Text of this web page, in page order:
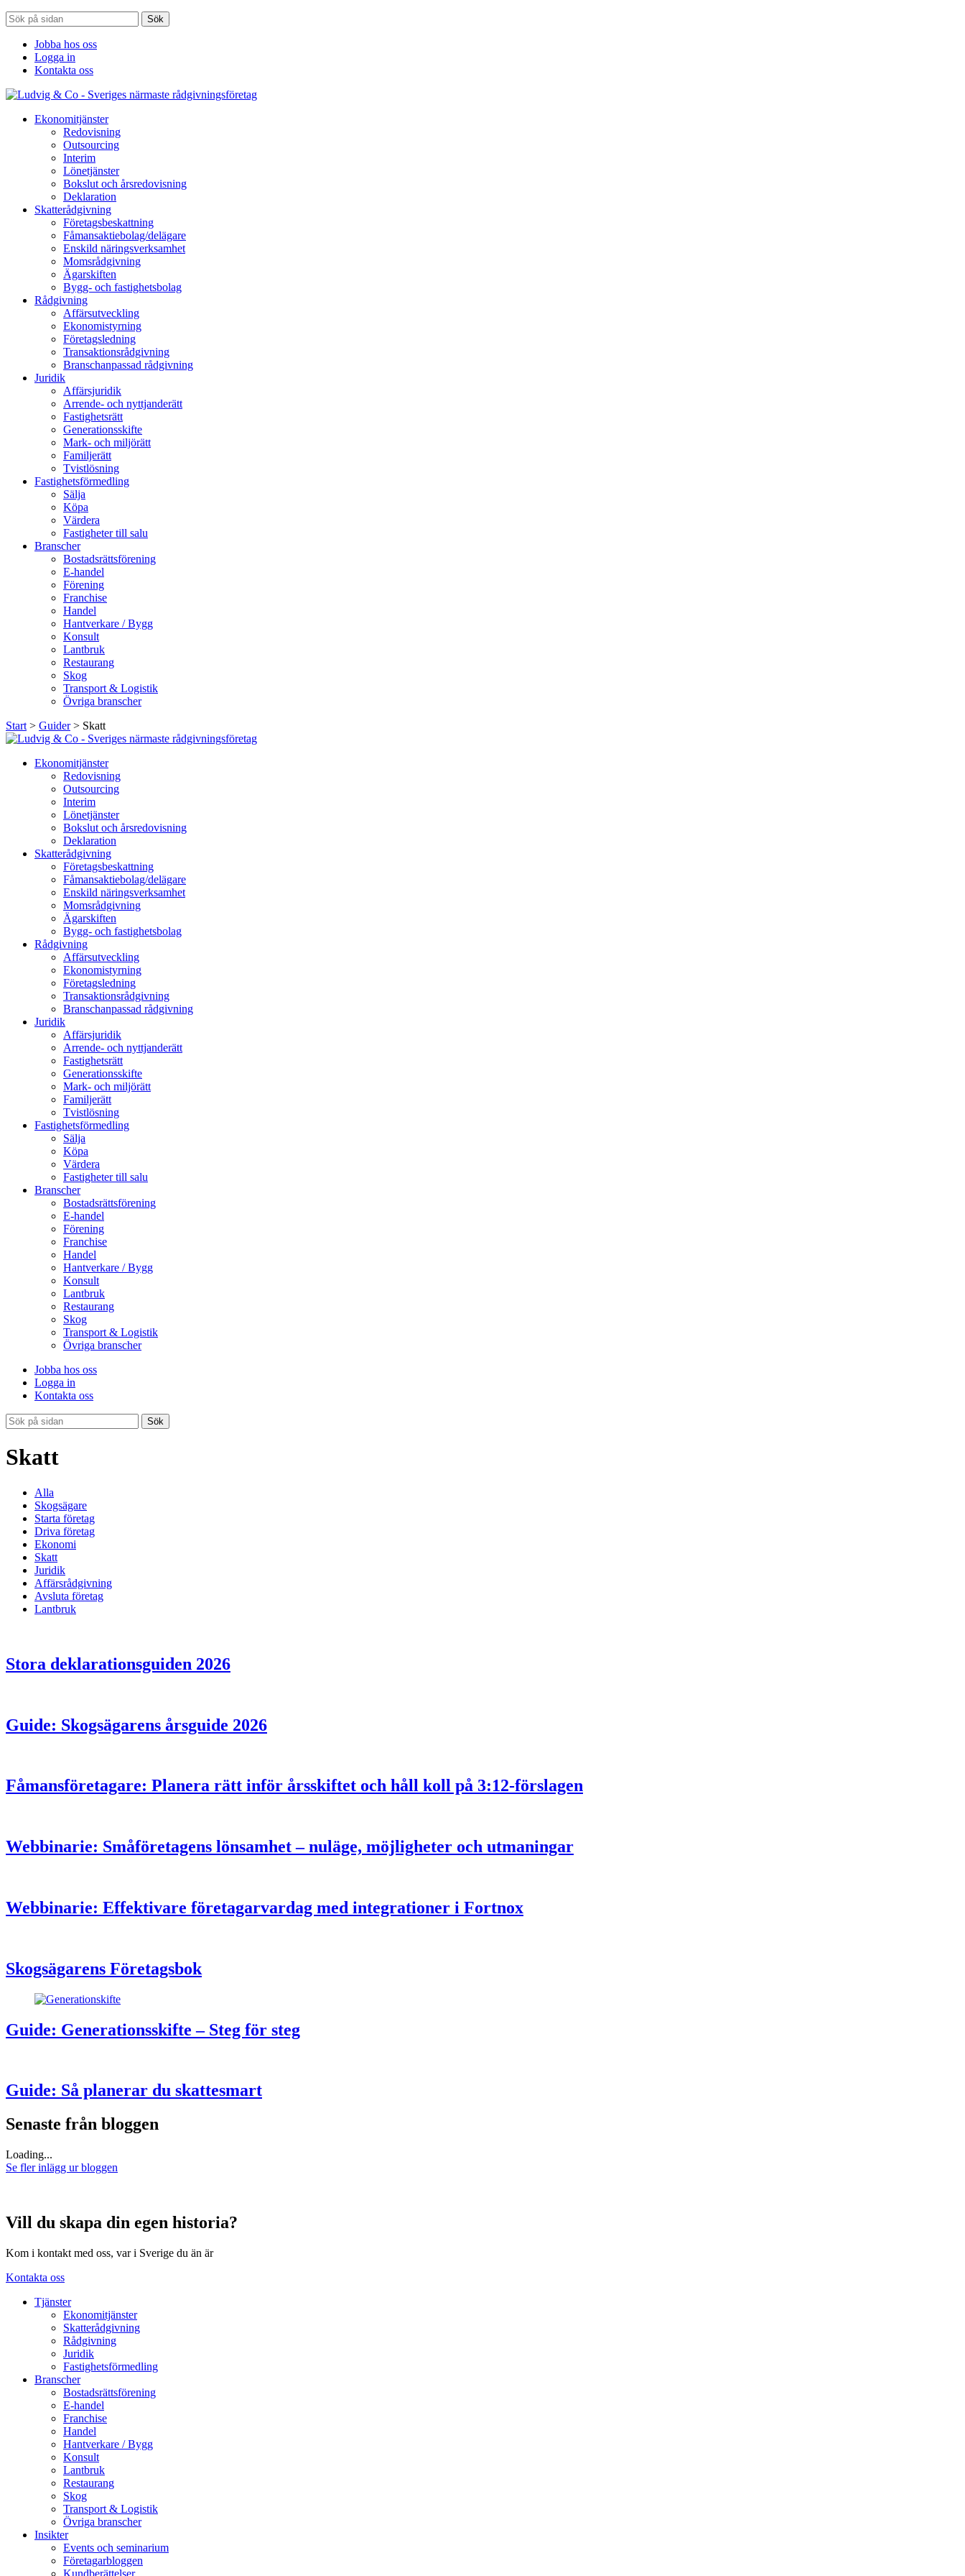
Sök
Jobba hos oss
Logga in
Kontakta oss
Ekonomitjänster
Redovisning
Outsourcing
Interim
Lönetjänster
Bokslut och årsredovisning
Deklaration
Skatterådgivning
Företagsbeskattning
Fåmansaktiebolag/delägare
Enskild näringsverksamhet
Momsrådgivning
Ägarskiften
Bygg- och fastighetsbolag
Rådgivning
Affärsutveckling
Ekonomistyrning
Företagsledning
Transaktionsrådgivning
Branschanpassad rådgivning
Juridik
Affärsjuridik
Arrende- och nyttjanderätt
Fastighetsrätt
Generationsskifte
Mark- och miljörätt
Familjerätt
Tvistlösning
Fastighetsförmedling
Sälja
Köpa
Värdera
Fastigheter till salu
Branscher
Bostadsrättsförening
E-handel
Förening
Franchise
Handel
Hantverkare / Bygg
Konsult
Lantbruk
Restaurang
Skog
Transport & Logistik
Övriga branscher
Start > Guider> Skatt
Ekonomitjänster
Redovisning
Outsourcing
Interim
Lönetjänster
Bokslut och årsredovisning
Deklaration
Skatterådgivning
Företagsbeskattning
Fåmansaktiebolag/delägare
Enskild näringsverksamhet
Momsrådgivning
Ägarskiften
Bygg- och fastighetsbolag
Rådgivning
Affärsutveckling
Ekonomistyrning
Företagsledning
Transaktionsrådgivning
Branschanpassad rådgivning
Juridik
Affärsjuridik
Arrende- och nyttjanderätt
Fastighetsrätt
Generationsskifte
Mark- och miljörätt
Familjerätt
Tvistlösning
Fastighetsförmedling
Sälja
Köpa
Värdera
Fastigheter till salu
Branscher
Bostadsrättsförening
E-handel
Förening
Franchise
Handel
Hantverkare / Bygg
Konsult
Lantbruk
Restaurang
Skog
Transport & Logistik
Övriga branscher
Jobba hos oss
Logga in
Kontakta oss
Sök
Skatt
Alla
Skogsägare
Starta företag
Driva företag
Ekonomi
Skatt
Juridik
Affärsrådgivning
Avsluta företag
Lantbruk
Stora deklarationsguiden 2026
Guide: Skogsägarens årsguide 2026
Fåmansföretagare: Planera rätt inför årsskiftet och håll koll på 3:12-förslagen
Webbinarie: Småföretagens lönsamhet – nuläge, möjligheter och utmaningar
Webbinarie: Effektivare företagarvardag med integrationer i Fortnox
Skogsägarens Företagsbok
Guide: Generationsskifte – Steg för steg
Guide: Så planerar du skattesmart
Senaste från bloggen
Loading...
Se fler inlägg ur bloggen
Vill du skapa din egen historia?
Kom i kontakt med oss, var i Sverige du än är
Kontakta oss
Tjänster
Ekonomitjänster
Skatterådgivning
Rådgivning
Juridik
Fastighetsförmedling
Branscher
Bostadsrättsförening
E-handel
Franchise
Handel
Hantverkare / Bygg
Konsult
Lantbruk
Restaurang
Skog
Transport & Logistik
Övriga branscher
Insikter
Events och seminarium
Företagarbloggen
Kundberättelser